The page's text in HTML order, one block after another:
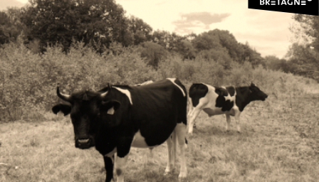
ENFANCE JEUNESSE L'AGGLO' RECRUTE
ASSOCIATIONS PISCINES